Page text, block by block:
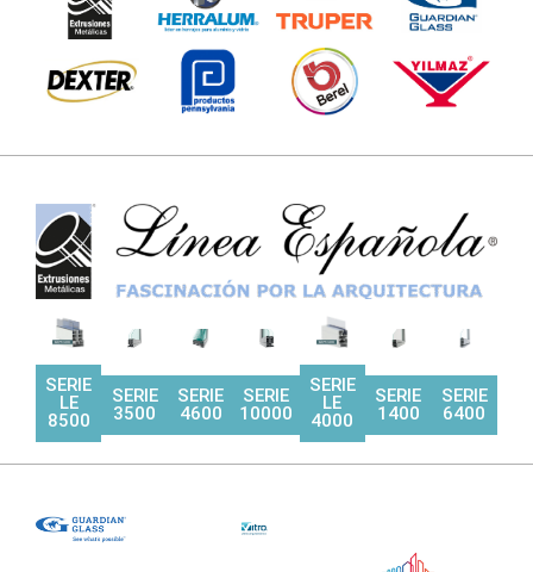
SERIE
LE
8500
SERIE
3500
SERIE
4600
SERIE
10000
SERIE
LE
4000
SERIE
1400
SERIE
6400